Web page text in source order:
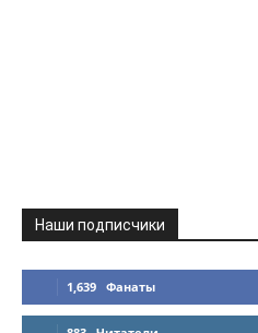
Наши подписчики
1,639 Фанаты